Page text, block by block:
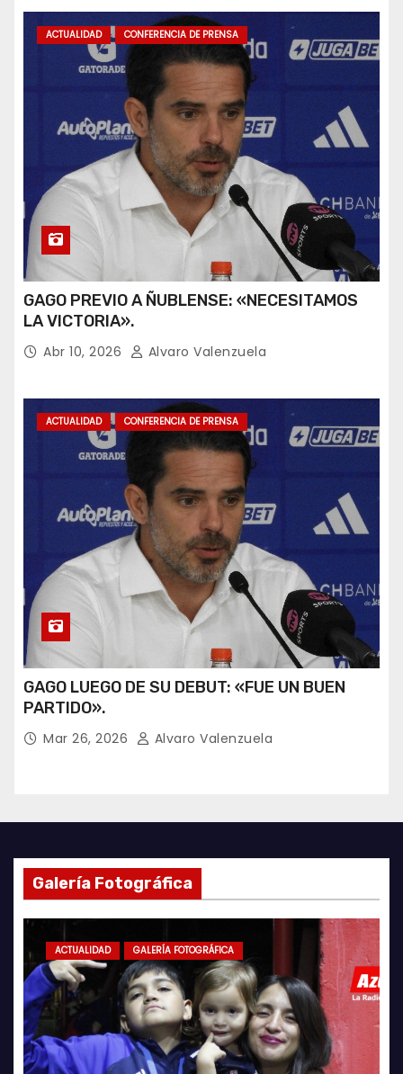
ACTUALIDAD CONFERENCIA DE PRENSA
GAGO PREVIO A ÑUBLENSE: «NECESITAMOS
LA VICTORIA».
Abr 10, 2026 Alvaro Valenzuela
ACTUALIDAD CONFERENCIA DE PRENSA
GAGO LUEGO DE SU DEBUT: «FUE UN BUEN
PARTIDO».
Mar 26, 2026 Alvaro Valenzuela
Galería Fotográfica
ACTUALIDAD GALERÍA FOTOGRÁFICA